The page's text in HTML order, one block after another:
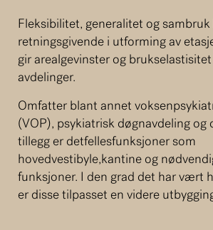
Fleksibilitet, generalitet og
retningsgivende i utforming av
gir arealgevinster og
avdelinger.
Omfatter blant annet
(VOP), psykiatrisk døgnavdeling og
tillegg er detfellesfunksjoner som
hovedvestibyle,kantine og
funksjoner. I den grad det har vært
er disse tilpasset en videre